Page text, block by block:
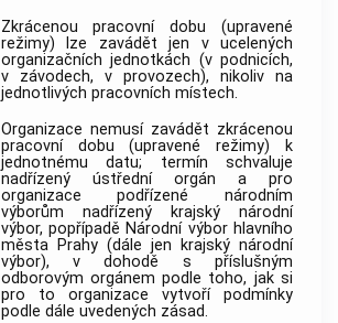
Zkrácenou pracovní dobu (upravené
režimy) lze zavádět jen v ucelených
organizačních jednotkách (v podnicích,
v závodech, v provozech), nikoliv na
jednotlivých pracovních místech.
Organizace nemusí zavádět zkrácenou
pracovní dobu (upravené režimy) k
jednotnému datu; termín schvaluje
nadřízený ústřední orgán a pro
organizace podřízené národním
výborům nadřízený krajský národní
výbor, popřípadě Národní výbor hlavního
města Prahy (dále jen krajský národní
výbor), v dohodě s příslušným
odborovým orgánem podle toho, jak si
pro to organizace vytvoří podmínky
podle dále uvedených zásad.